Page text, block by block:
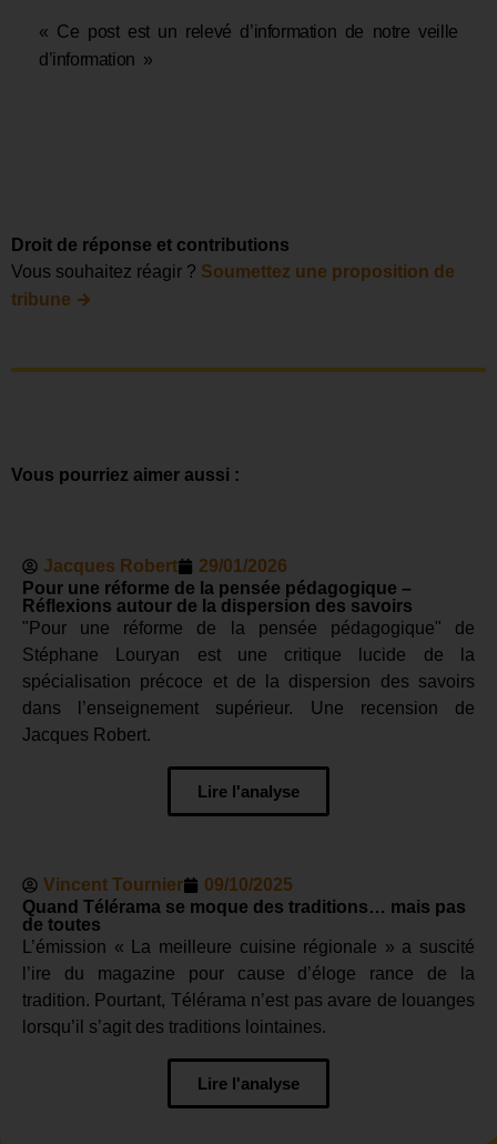
« Ce post est un relevé d’information de notre veille
d’information »
Droit de réponse et contributions
Vous souhaitez réagir ? Soumettez une proposition de
tribune →
Vous pourriez aimer aussi :
Jacques Robert
29/01/2026
Pour une réforme de la pensée pédagogique –
Réflexions autour de la dispersion des savoirs
"Pour une réforme de la pensée pédagogique" de
Stéphane Louryan est une critique lucide de la
spécialisation précoce et de la dispersion des savoirs
dans l’enseignement supérieur. Une recension de
Jacques Robert.
Lire l'analyse
Vincent Tournier
09/10/2025
Quand Télérama se moque des traditions… mais pas
de toutes
L’émission « La meilleure cuisine régionale » a suscité
l’ire du magazine pour cause d’éloge rance de la
tradition. Pourtant, Télérama n’est pas avare de louanges
lorsqu’il s’agit des traditions lointaines.
Lire l'analyse